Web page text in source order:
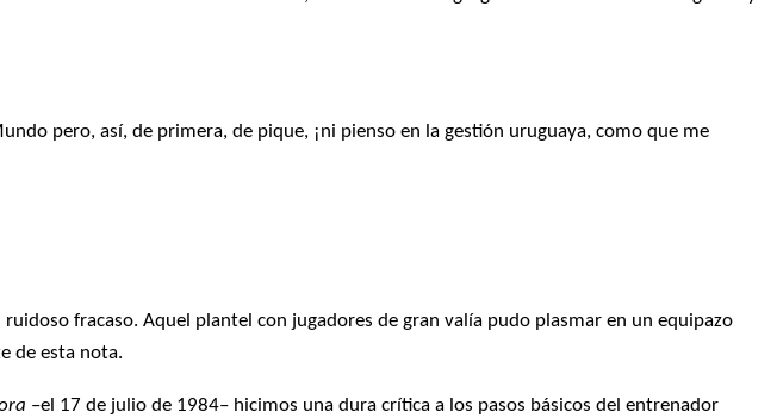
pero, así, de primera, de pique, ¡ni pienso en la gestión uruguaya, como que me
fracaso. Aquel plantel con jugadores de gran valía pudo plasmar en un equipazo
de esta nota.
–el 17 de julio de 1984– hicimos una dura crítica a los pasos básicos del entrenador